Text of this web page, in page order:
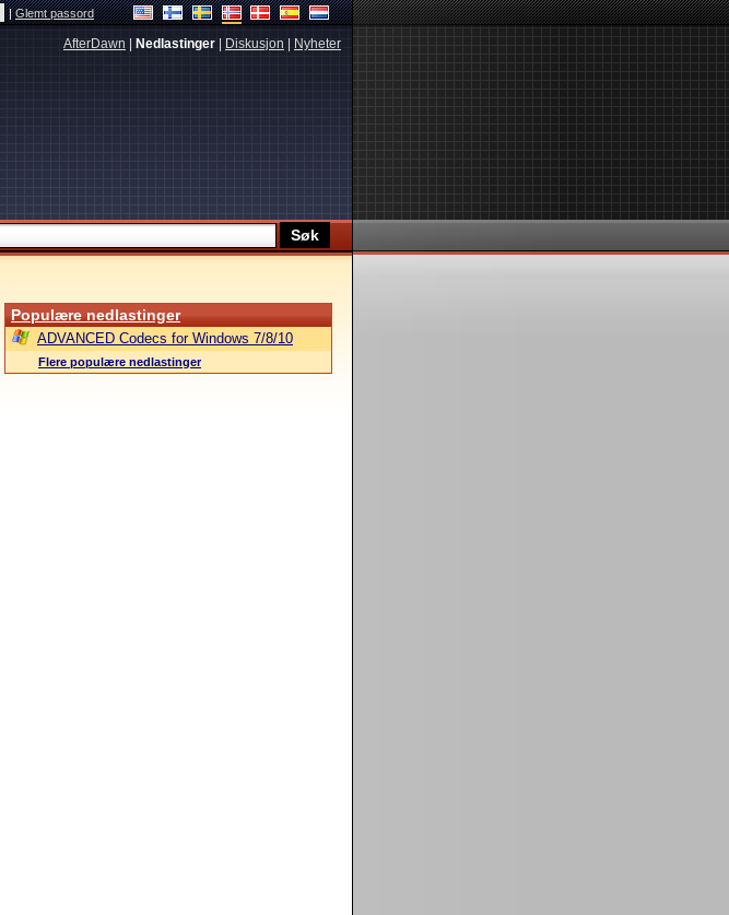
|Glemt passord
AfterDawn Nedlastinger Diskusjon Nyheter
Populære nedlastinger
ADVANCED Codecs for Windows 7/8/10
Flere populære nedlastinger